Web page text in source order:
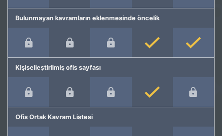
Bulunmayan kavramların eklenmesinde öncelik
Kişiselleştirilmiş ofis sayfası
Ofis Ortak Kavram Listesi